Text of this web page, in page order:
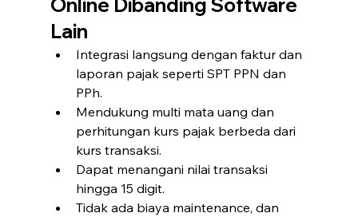
Online Dibanding Software
Lain
Integrasi langsung dengan faktur dan
laporan pajak seperti SPT PPN dan
PPh.
Mendukung multi mata uang dan
perhitungan kurs pajak berbeda dari
kurs transaksi.
Dapat menangani nilai transaksi
hingga 15 digit.
Tidak ada biaya maintenance, dan